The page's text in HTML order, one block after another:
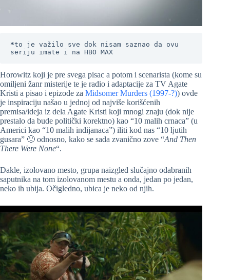
*to je važilo sve dok nisam saznao da ovu
seriju imate i na HBO MAX
Horowitz koji je pre svega pisac a potom i scenarista (kome su
omiljeni žanr misterije te je radio i adaptacije za TV Agate
Kristi a pisao i epizode za Midsomer Murders (1997-?)) ovde
je inspiraciju našao u jednoj od najviše korišćenih
premisa/ideja iz dela Agate Kristi koji mnogi znaju (dok nije
prestalo da bude politički korektno) kao “10 malih crnaca” (u
Americi kao “10 malih indijanaca”) iliti kod nas “10 ljutih
gusara” 🙂 odnosno, kako se sada zvanično zove “And Then
There Were None“.
Dakle, izolovano mesto, grupa naizgled slučajno odabranih
saputnika na tom izolovanom mestu a onda, jedan po jedan,
neko ih ubija. Očigledno, ubica je neko od njih.